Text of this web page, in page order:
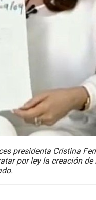
presidenta Cristina
por ley la creación